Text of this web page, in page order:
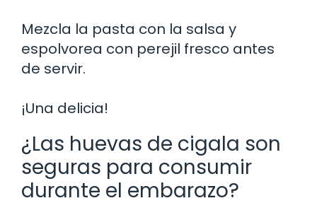
Mezcla la pasta con la salsa y
espolvorea con perejil fresco antes
de servir.
¡Una delicia!
¿Las huevas de cigala son
seguras para consumir
durante el embarazo?